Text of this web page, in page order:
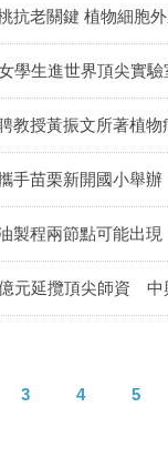
抗老關鍵 植物細胞
學生進世界頂尖實
教授黃振文所著植
手苗栗新開國小舉
製程兩節點可能出
億元延攬頂尖師資
3 4 5